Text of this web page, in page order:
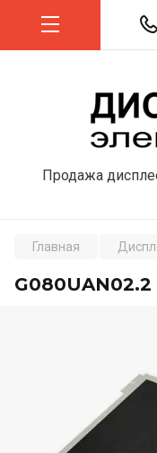
Продажа
Главная
G080UAN02.2